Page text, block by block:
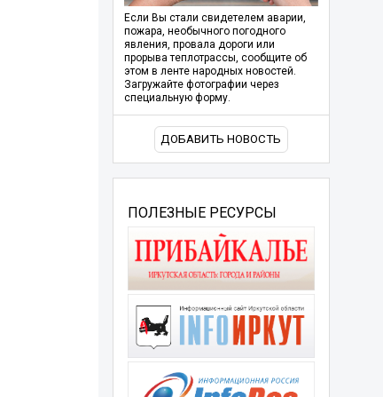
Если Вы стали свидетелем аварии,
пожара, необычного погодного
явления, провала дороги или
прорыва теплотрассы, сообщите об
этом в ленте народных новостей.
Загружайте фотографии через
специальную форму.
ДОБАВИТЬ НОВОСТЬ
ПОЛЕЗНЫЕ РЕСУРСЫ